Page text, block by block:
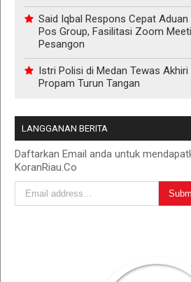
Said Iqbal Respons Cepat Aduan
Pos Group, Fasilitasi Zoom
Pesangon
Istri Polisi di Medan Tewas Akhiri
Propam Turun Tangan
LANGGANAN BERITA
Daftarkan Email anda untuk
KoranRiau.Co